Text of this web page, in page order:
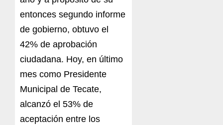
entonces segundo informe
de gobierno, obtuvo el
42% de aprobación
ciudadana. Hoy, en último
mes como Presidente
Municipal de Tecate,
alcanzó el 53% de
aceptación entre los